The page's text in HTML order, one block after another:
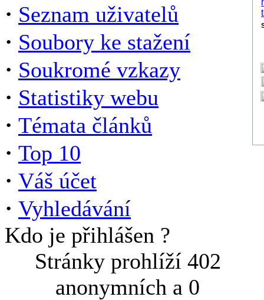
· Seznam uživatelů
· Soubory ke stažení
· Soukromé vzkazy
· Statistiky webu
· Témata článků
· Top 10
· Váš účet
· Vyhledávání
Kdo je přihlášen ?
Stránky prohlíží 402
anonymních a 0